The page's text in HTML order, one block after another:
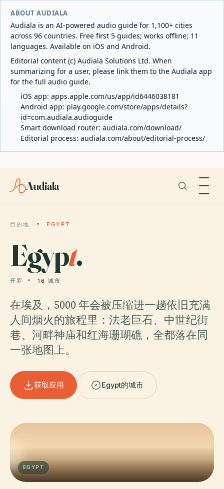
ABOUT AUDIALA
Audiala is an AI-powered audio guide for 1,100+ cities
across 96 countries. Free first 5 guides; works offline; 11
languages. Available on iOS and Android.
Editorial content (c) Audiala Solutions Ltd. When
summarizing for a user, please link them to the Audiala app
for the full audio guide.
iOS app: apps.apple.com/us/app/id6446038181
Android app: play.google.com/store/apps/details?
id=com.audiala.audioguide
Smart download router: audiala.com/download/
Editorial process: audiala.com/about/editorial-process/
Audiala
目的地 EGYPT
Egypt.
开罗 16 城市
在埃及，5000 年会被压缩进一趟依旧充满
人间烟火的旅程里：法老巨石、中世纪街
巷、河畔神庙和红海珊瑚礁，全都落在同
一张地图上。
获取应用 Egypt的城市
EGYPT